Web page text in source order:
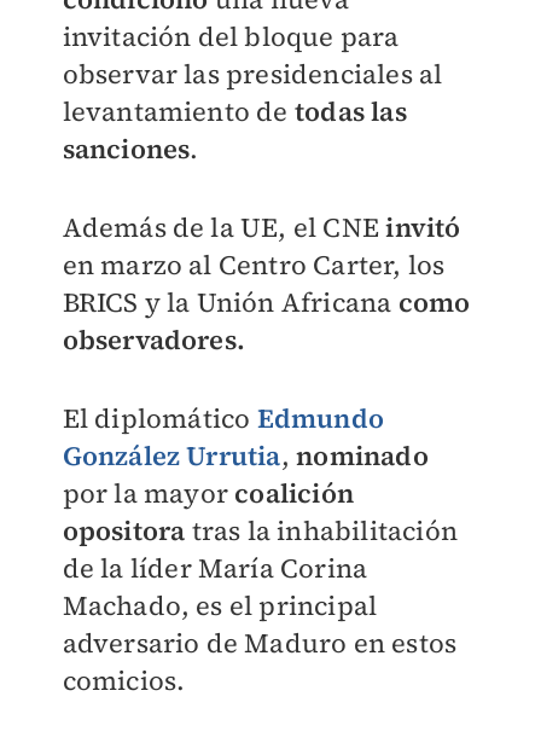
invitación del bloque para
observar las presidenciales al
levantamiento de todas las
sanciones.
Además de la UE, el CNEinvitó
en marzo al Centro Carter, los
BRICS y la Unión Africana como
observadores.
El diplomático Edmundo
González Urrutia, nominado
por la mayor coalición
opositora tras la inhabilitación
de la líder María Corina
Machado, es el principal
adversario de Maduro en estos
comicios.